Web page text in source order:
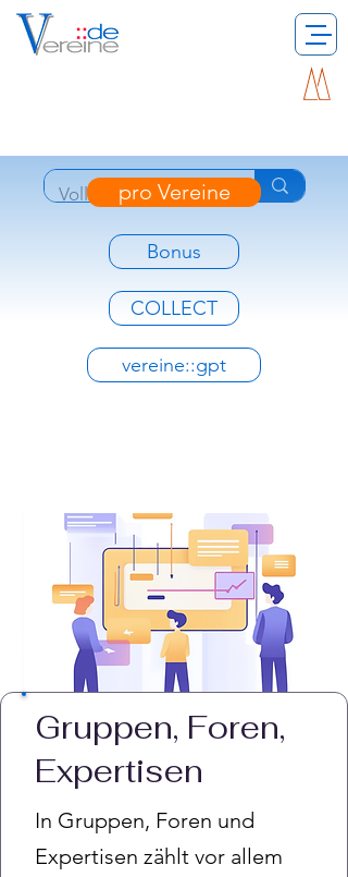
pro Vereine
Bonus
COLLECT
vereine::gpt
Gruppen, Foren,
Expertisen
In Gruppen, Foren und
Expertisen zählt vor allem